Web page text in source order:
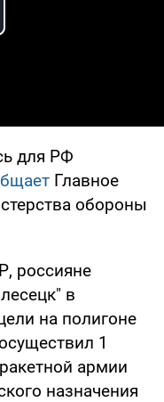
Video
для РФ
Главное
обороны
россияне
в
на полигоне
1
армии
назначения